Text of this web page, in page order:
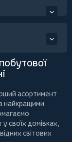
асортимент
найкращими
своїх домівках,
світових